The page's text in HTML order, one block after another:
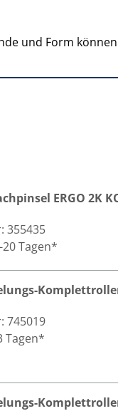
und Form
ERGO 2K
355435
Tagen*
745019
Tagen*